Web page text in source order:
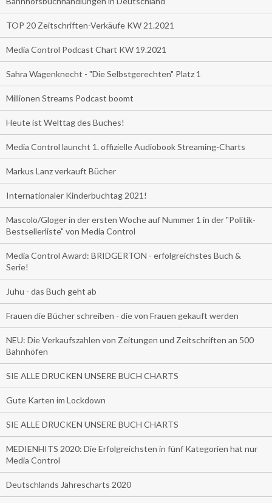
TOP 20 Zeitschriften-Verkäufe KW 21.2021
Media Control Podcast Chart KW 19.2021
Sahra Wagenknecht - "Die Selbstgerechten" Platz 1
Millionen Streams Podcast boomt
Heute ist Welttag des Buches!
Media Control launcht 1. offizielle Audiobook Streaming-Charts
Markus Lanz verkauft Bücher
Internationaler Kinderbuchtag 2021!
Mascolo/Gloger in der ersten Woche auf Nummer 1 in der "Politik-
Bestsellerliste" von Media Control
Media Control Award: BRIDGERTON - erfolgreichstes Buch &
Serie!
Juhu - das Buch geht ab
Frauen die Bücher schreiben - die von Frauen gekauft werden
NEU: Die Verkaufszahlen von Zeitungen und Zeitschriften an 500
Bahnhöfen
SIE ALLE DRUCKEN UNSERE BUCH CHARTS
Gute Karten im Lockdown
SIE ALLE DRUCKEN UNSERE BUCH CHARTS
MEDIENHITS 2020: Die Erfolgreichsten in fünf Kategorien hat nur
Media Control
Deutschlands Jahrescharts 2020